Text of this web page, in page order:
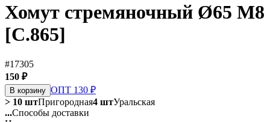
Хомут стремяночный Ø65 M8
[C.865]
#17305
150 ₽
В корзину ОПТ 130 ₽
> 10 штПригородная4 штУральская
...Способы доставки